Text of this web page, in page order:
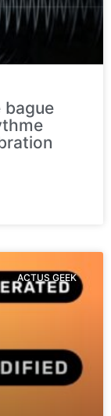
bague
ACTUS GEEK